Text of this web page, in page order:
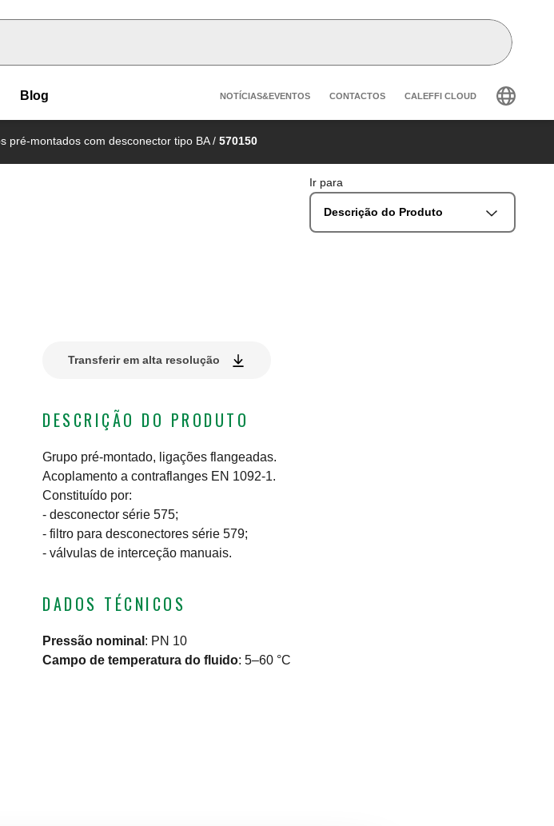
Blog Header secondary navigation
NOTÍCIAS&EVENTOS CONTACTOS CALEFFI CLOUD
pré-montados com desconector tipo BA/ 570150
Ir para
Descrição do Produto
Transferir em alta resolução
DESCRIÇÃO DO PRODUTO
Grupo pré-montado, ligações flangeadas.
Acoplamento a contraflanges EN 1092-1.
Constituído por:
- desconector série 575;
- filtro para desconectores série 579;
- válvulas de interceção manuais.
DADOS TÉCNICOS
Pressão nominal : PN 10
Campo de temperatura do fluido: 5–60 °C